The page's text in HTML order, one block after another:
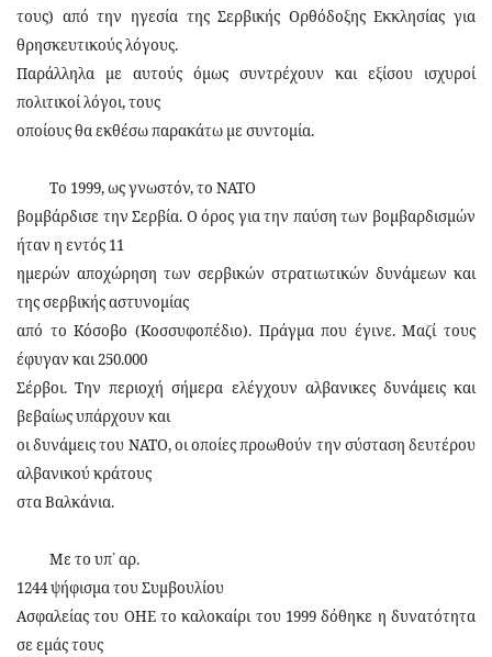
τους) από την ηγεσία της Σερβικής Ορθόδοξης Εκκλησίας για
θρησκευτικούς λόγους.
Παράλληλα με αυτούς όμως συντρέχουν και εξίσου ισχυροί
πολιτικοί λόγοι, τους
οποίους θα εκθέσω παρακάτω με συντομία.
Το 1999, ως γνωστόν, το ΝΑΤΟ
βομβάρδισε την Σερβία. Ο όρος για την παύση των βομβαρδισμών
ήταν η εντός 11
ημερών αποχώρηση των σερβικών στρατιωτικών δυνάμεων και
της σερβικής αστυνομίας
από το Κόσοβο (Κοσσυφοπέδιο). Πράγμα που έγινε. Μαζί τους
έφυγαν και 250.000
Σέρβοι. Την περιοχή σήμερα ελέγχουν αλβανικες δυνάμεις και
βεβαίως υπάρχουν και
οι δυνάμεις του ΝΑΤΟ, οι οποίες προωθούν την σύσταση δευτέρου
αλβανικού κράτους
στα Βαλκάνια.
Με το υπ᾿αρ.
1244 ψήφισμα τουΣυμβουλίου
Ασφαλείας του ΟΗΕ το καλοκαίρι του 1999 δόθηκε η δυνατότητα
σε εμάς τους